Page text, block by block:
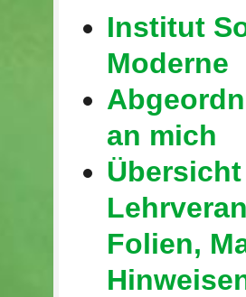
Institut
Moderne
an mich
Folien,